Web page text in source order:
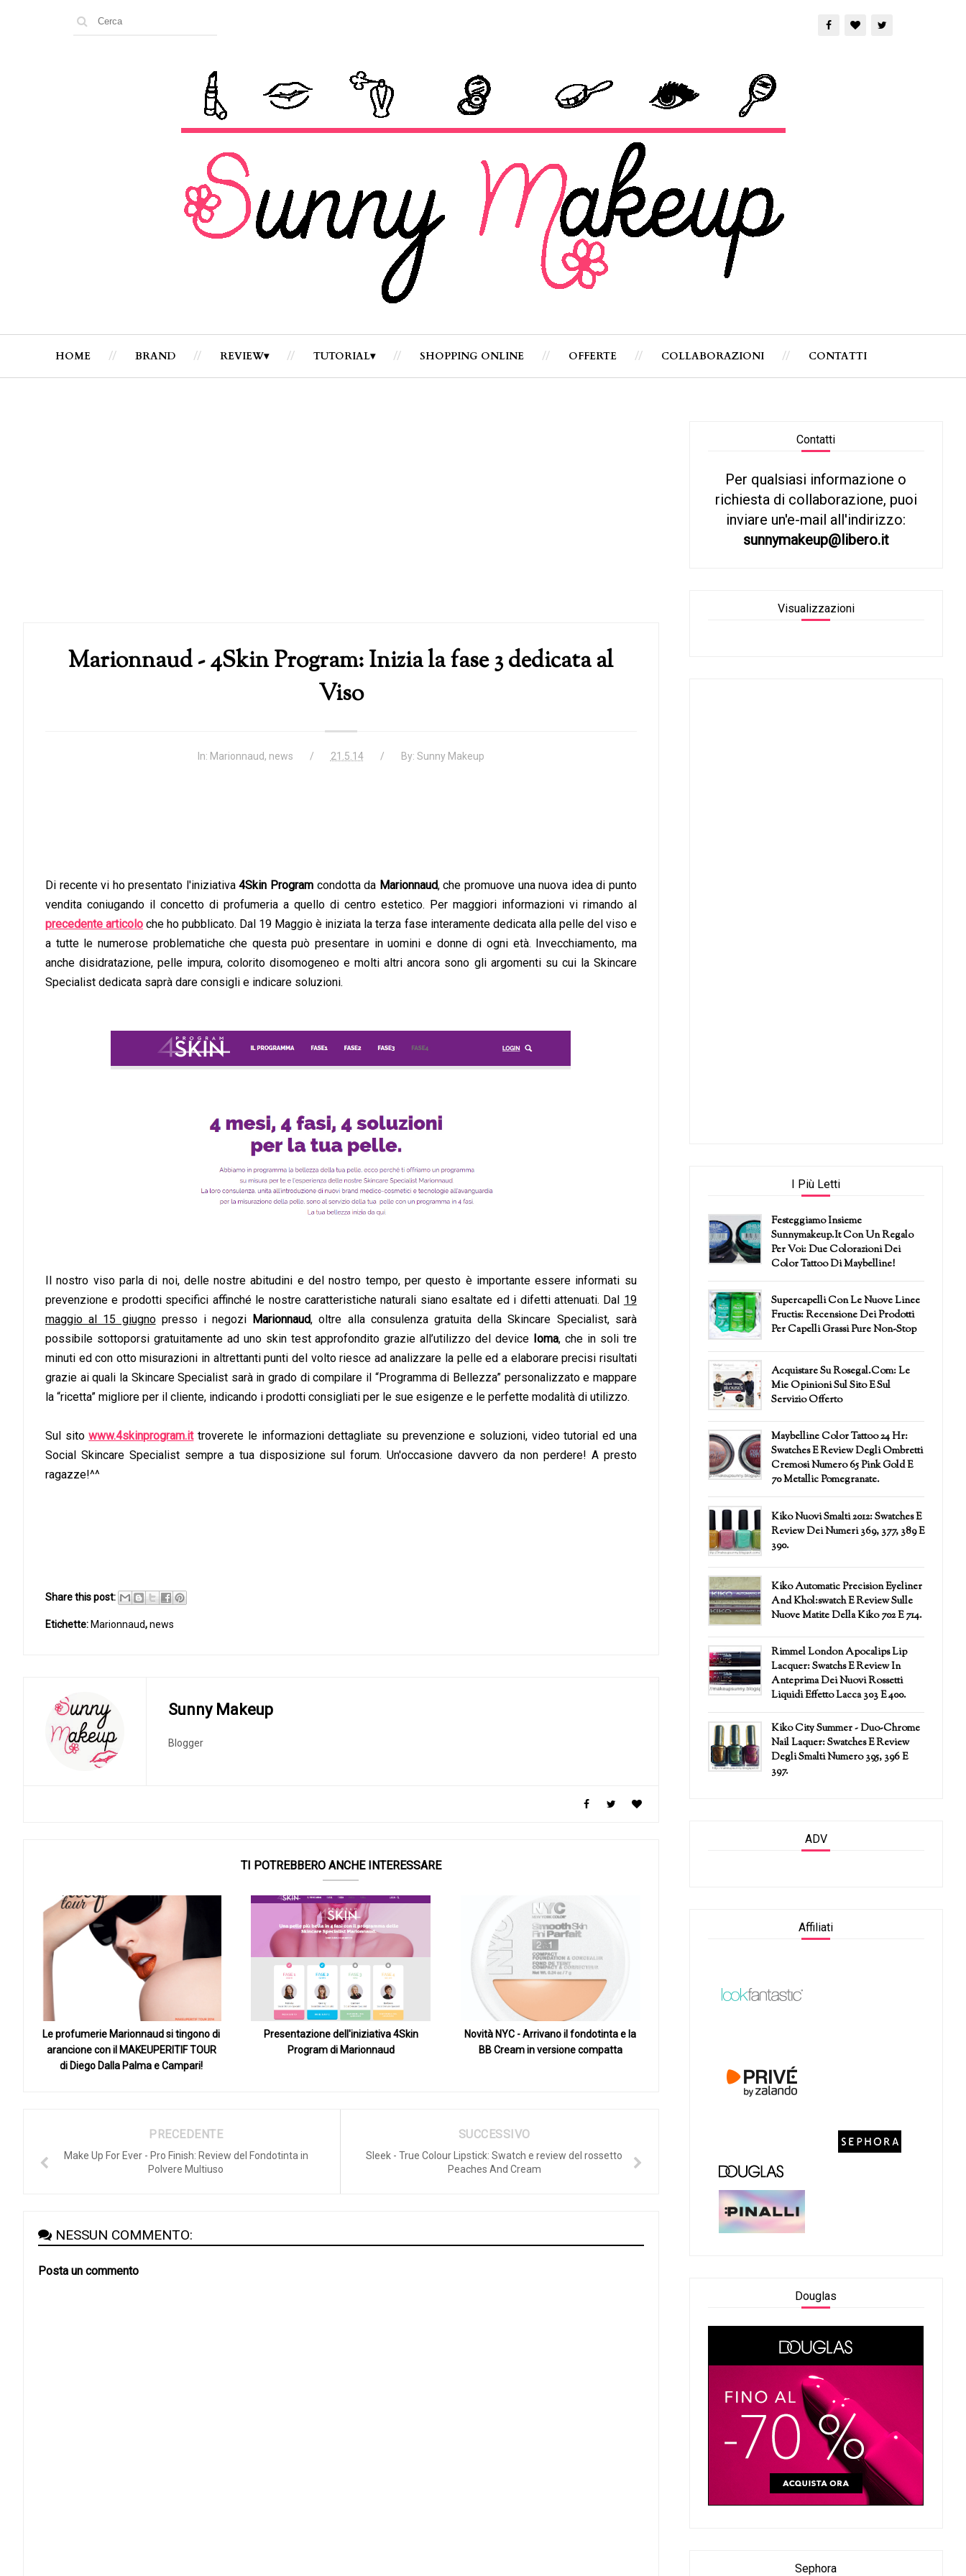
HOME BRAND REVIEW TUTORIAL SHOPPING ONLINE OFFERTE COLLABORAZIONI CONTATTI
Marionnaud - 4Skin Program: Inizia la fase 3 dedicata al
Viso
In: Marionnaud, news 21.5.14 By: Sunny Makeup
Di recente vi ho presentato l'iniziativa4Skin Program condotta da Marionnaud, che promuove una nuova idea di punto
vendita coniugando il concetto di profumeria a quello di centro estetico. Per maggiori informazioni vi rimando al
precedente articolo che ho pubblicato. Dal 19 Maggio è iniziata la terza fase interamente dedicata alla pelle del viso e
a tutte le numerose problematiche che questa può presentare in uomini e donne di ogni età. Invecchiamento, ma
anche disidratazione, pelle impura, colorito disomogeneo e molti altri ancora sono gli argomenti su cui la Skincare
Specialist dedicata saprà dare consigli e indicare soluzioni.
Il nostro viso parla di noi, delle nostre abitudini e del nostro tempo, per questo è importante essere informati su
prevenzione e prodotti specifici affinché le nostre caratteristiche naturali siano esaltate ed i difetti attenuati. Dal 19
maggio al 15 giugnopresso i negozi Marionnaud, oltre alla consulenza gratuita della Skincare Specialist, sarà
possibile sottoporsi gratuitamente ad uno skin test approfondito grazie all’utilizzo del device Ioma, che in soli tre
minuti ed con otto misurazioni in altrettanti punti del volto riesce ad analizzare la pelle ed a elaborare precisi risultati
grazie ai quali la Skincare Specialist sarà in grado di compilare il “Programma di Bellezza” personalizzato e mappare
la “ricetta” migliore per il cliente, indicando i prodotti consigliati per le sue esigenze e le perfette modalità di utilizzo.
Sul sitowww.4skinprogram.ittroverete le informazioni dettagliate su prevenzione e soluzioni, video tutorial ed una
Social Skincare Specialist sempre a tua disposizione sul forum. Un'occasione davvero da non perdere! A presto
ragazze!^^
Share this post:
Etichette: Marionnaud,news
Sunny Makeup
Blogger
TI POTREBBERO ANCHE INTERESSARE
Le profumerie Marionnaud si tingono di
arancione con il MAKEUPERITIF TOUR
di Diego Dalla Palma e Campari!
Presentazione dell'iniziativa 4Skin
Program di Marionnaud
Novità NYC - Arrivano il fondotinta e la
BB Cream in versione compatta
SUCCESSIVO
Sleek - True Colour Lipstick: Swatch e review del rossetto
Peaches And Cream
PRECEDENTE
Make Up For Ever - Pro Finish: Review del Fondotinta in
Polvere Multiuso
NESSUN COMMENTO:
Posta un commento
Contatti
Per qualsiasi informazione o
richiesta di collaborazione, puoi
inviare un'e-mail all'indirizzo:
sunnymakeup@libero.it
Visualizzazioni
I Più Letti
Festeggiamo Insieme
Sunnymakeup.it Con Un Regalo
Per Voi: Due Colorazioni Dei
Color Tattoo Di Maybelline!
Supercapelli Con Le Nuove Linee
Fructis: Recensione Dei Prodotti
Per Capelli Grassi Pure Non-Stop
Acquistare Su Rosegal.com: Le
Mie Opinioni Sul Sito E Sul
Servizio Offerto
Maybelline Color Tattoo 24 Hr:
Swatches E Review Degli Ombretti
Cremosi Numero 65 Pink Gold E
70 Metallic Pomegranate.
Kiko Nuovi Smalti 2012: Swatches E
Review Dei Numeri 369, 377, 389 E
390.
Kiko Automatic Precision Eyeliner
And Khol:swatch E Review Sulle
Nuove Matite Della Kiko 702 E 714.
Rimmel London Apocalips Lip
Lacquer: Swatchs E Review In
Anteprima Dei Nuovi Rossetti
Liquidi Effetto Lacca 303 E 400.
Kiko City Summer - Duo-Chrome
Nail Laquer: Swatches E Review
Degli Smalti Numero 395, 396 E
397.
ADV
Affiliati
Douglas
Sephora